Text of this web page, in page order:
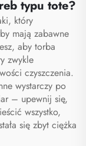
typu tote?
który
mają zabawne
aby torba
zwykle
czyszczenia.
wystarczy po
– upewnij się,
wszystko,
się zbyt ciężka